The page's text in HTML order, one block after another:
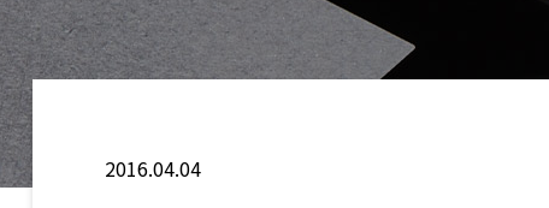
2016.04.04